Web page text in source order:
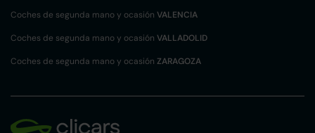
Coches de segunda mano y ocasión VALENCIA
Coches de segunda mano y ocasión VALLADOLID
Coches de segunda mano y ocasión ZARAGOZA